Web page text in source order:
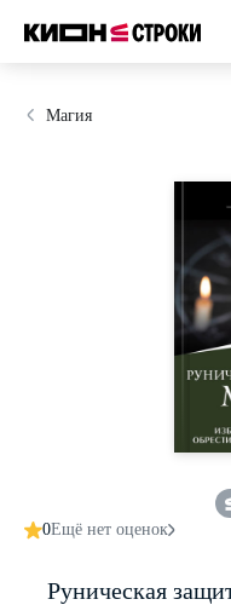
Магия
0Ещё нет оценок
Руническая